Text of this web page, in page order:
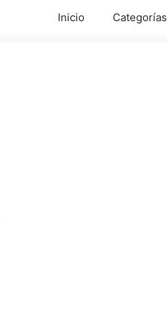
Inicio Categorías